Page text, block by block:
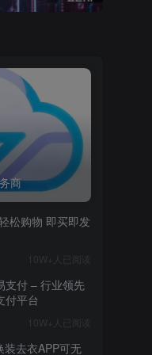
商
松购物 即买即发
10W+人已阅读
支付 – 行业领先
付平台
10W+人已阅读
装去衣APP可无